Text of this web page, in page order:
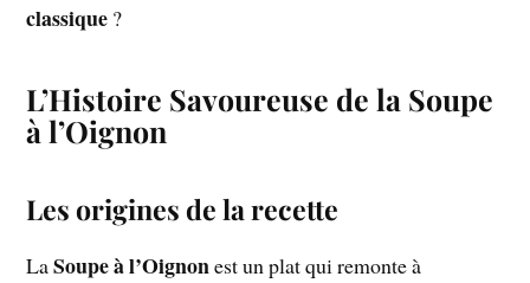
classique ?
L’Histoire Savoureuse de la Soupe
à l’Oignon
Les origines de la recette
LaSoupe à l’Oignonest un plat qui remonte à